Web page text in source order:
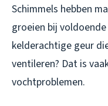
Schimmels hebben
groeien bij
kelderachtige geur
ventileren? Dat is
vochtproblemen.